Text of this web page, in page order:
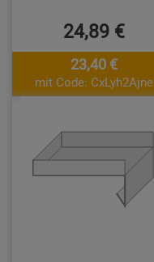
24,89 €
23,40 €
mit Code: CxLyh2Ajne